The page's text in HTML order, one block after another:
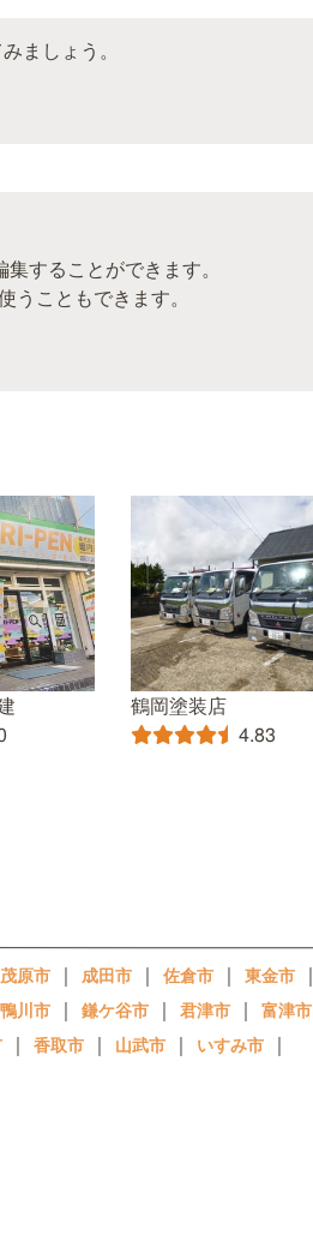
ましょう。
することができます。
こともできます。
鶴岡塗装店
4.83
茂原市 ｜ 成田市 ｜ 佐倉市 ｜ 東金市 ｜
鴨川市 ｜ 鎌ケ谷市 ｜ 君津市 ｜ 富津市
｜ 香取市 ｜ 山武市 ｜ いすみ市 ｜